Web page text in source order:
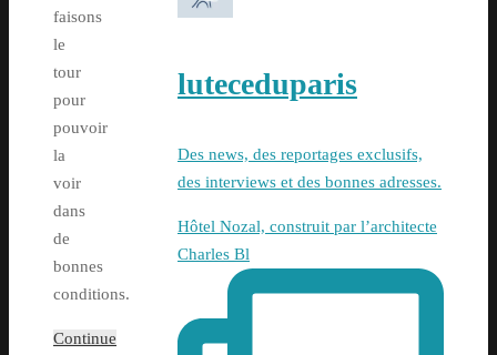
faisons
le
tour
pour
pouvoir
la
voir
dans
de
bonnes
conditions.
Continue
luteceduparis
Des news, des reportages exclusifs,
des interviews et des bonnes adresses.
Hôtel Nozal, construit par l’architecte
Charles Bl